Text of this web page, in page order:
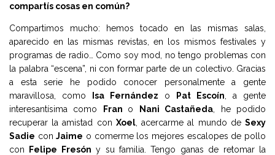
compartís cosas en común?
Compartimos mucho: hemos tocado en las mismas salas,
aparecido en las mismas revistas, en los mismos festivales y
programas de radio… Como soy mod, no tengo problemas con
la palabra “escena”, ni con formar parte de un colectivo. Gracias
a esta serie he podido conocer personalmente a gente
maravillosa, como
Isa Fernández o Pat Escoín , a gente
interesantísima como
Fran o Nani Castañeda , he podido
recuperar la amistad con Xoel, acercarme al mundo deSexy
Sadie conJaime o comerme los mejores escalopes de pollo
con
Felipe Fresón y su familia. Tengo ganas de retomar la